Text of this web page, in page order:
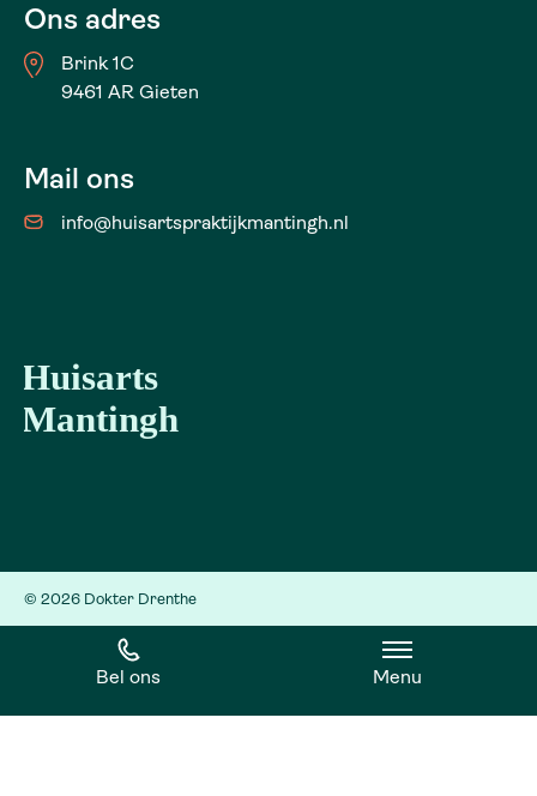
Ons adres
Brink 1C
9461 AR Gieten
Mail ons
info@huisartspraktijkmantingh.nl
© 2026 Dokter Drenthe
Bel ons Menu